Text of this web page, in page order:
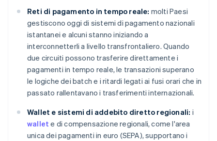
Reti di pagamento in tempo reale: molti Paesi
gestiscono oggi di sistemi di pagamento nazionali
istantanei e alcuni stanno iniziando a
interconnetterli a livello transfrontaliero. Quando
due circuiti possono trasferire direttamente i
pagamenti in tempo reale, le transazioni superano
le logiche dei batch e i ritardi legati ai fusi orari che in
passato rallentavano i trasferimenti internazionali.
Wallet e sistemi di addebito diretto regionali: i
wallet e di compensazione regionali, come l'area
unica dei pagamenti in euro (SEPA), supportano i